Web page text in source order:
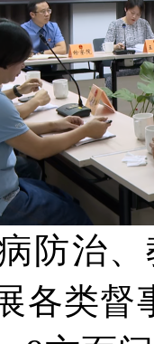
治、
类督